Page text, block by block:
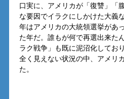
口実に、アメリカが「復讐」「
な要因でイラクにしかけた大義
年はアメリカの大統領選挙があ
た年だ。誰もが何で再選出来た
ラク戦争」も既に泥沼化してお
全く見えない状況の中、アメリ
た。